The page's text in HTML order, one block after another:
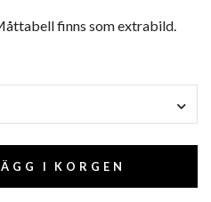
finns som extrabild.
I KORGEN